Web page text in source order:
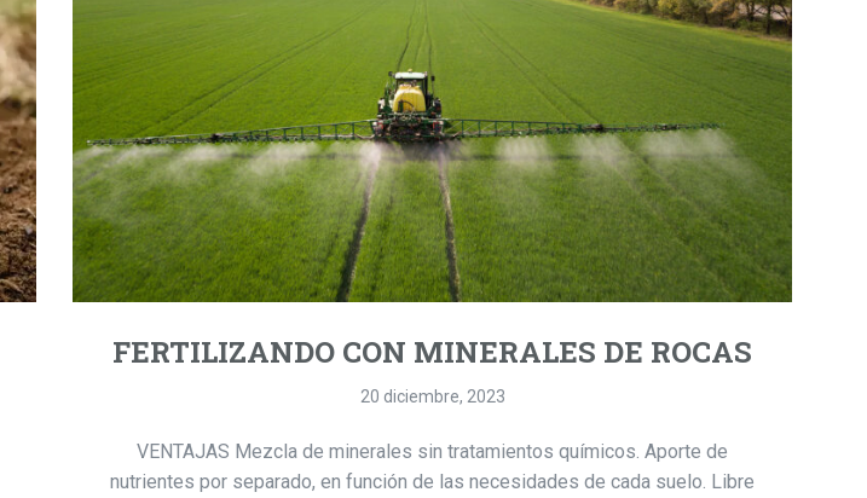
FERTILIZANDO CON MINERALES DE ROCAS
20 diciembre, 2023
VENTAJAS Mezcla de minerales sin tratamientos químicos. Aporte de
nutrientes por separado, en función de las necesidades de cada suelo. Libre